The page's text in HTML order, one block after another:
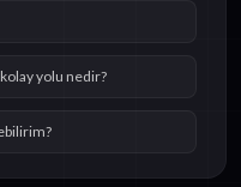
yolu nedir?